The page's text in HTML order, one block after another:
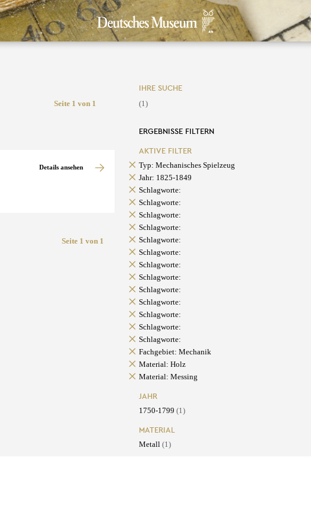
Seite 1 von 1
Details ansehen
Seite 1 von 1
IHRE SUCHE
(1)
ERGEBNISSE FILTERN
AKTIVE FILTER
Typ: Mechanisches Spielzeug
Jahr: 1825-1849
Schlagworte:
Schlagworte:
Schlagworte:
Schlagworte:
Schlagworte:
Schlagworte:
Schlagworte:
Schlagworte:
Schlagworte:
Schlagworte:
Schlagworte:
Schlagworte:
Schlagworte:
Fachgebiet: Mechanik
Material: Holz
Material: Messing
JAHR
1750-1799 (1)
MATERIAL
Metall (1)